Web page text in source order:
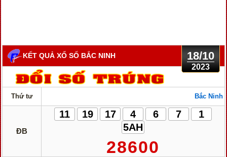
18/10
2023
KẾT QUẢ XỔ SỐ BẮC NINH
Thứ tư Bắc Ninh
ĐB
11 19 17 4 6 7
1
5AH
28600